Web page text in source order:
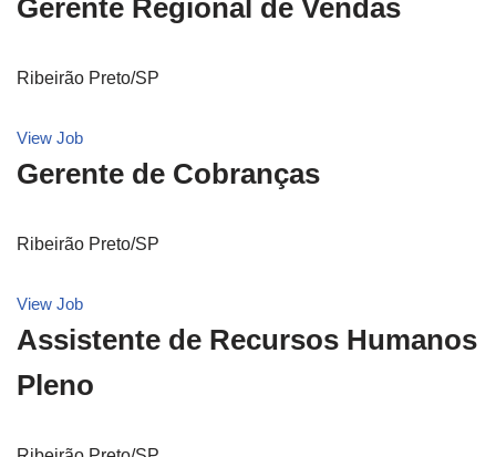
Gerente Regional de Vendas
Ribeirão Preto/SP
View Job
Gerente de Cobranças
Ribeirão Preto/SP
View Job
Assistente de Recursos Humanos
Pleno